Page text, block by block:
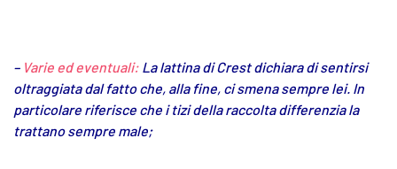
– Varie ed eventuali: La lattina di Crest dichiara di sentirsi
oltraggiata dal fatto che, alla fine, ci smena sempre lei. In
particolare riferisce che i tizi della raccolta differenzia la
trattanosempre male;